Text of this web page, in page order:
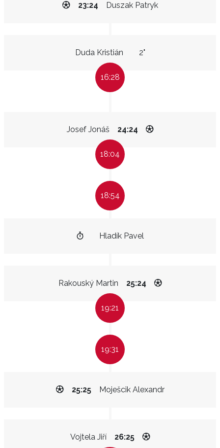
Duszak Patryk
23:24
Duda Kristián 2"
16:28
Josef Jonáš 24:24
18:04
18:54
Hladík Pavel
Rakouský Martin 25:24
19:21
19:31
Moješcik Alexandr
25:25
Vojtela Jiří 26:25